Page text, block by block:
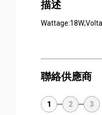
描述
聯絡供應商
1 2 3